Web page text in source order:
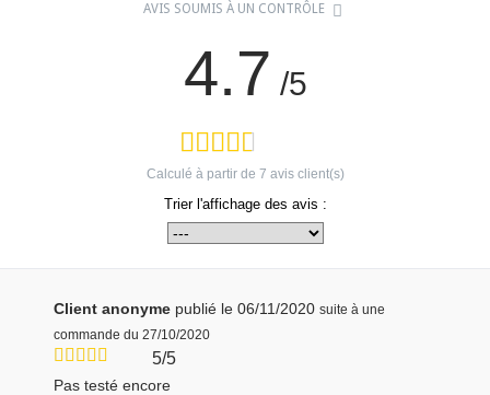
AVIS SOUMIS À UN CONTRÔLE
4.7 /5
Calculé à partir de 7 avis client(s)
Trier l'affichage des avis :
Client anonyme publié le 06/11/2020 suite à une
commande du 27/10/2020
5/5
Pas testé encore